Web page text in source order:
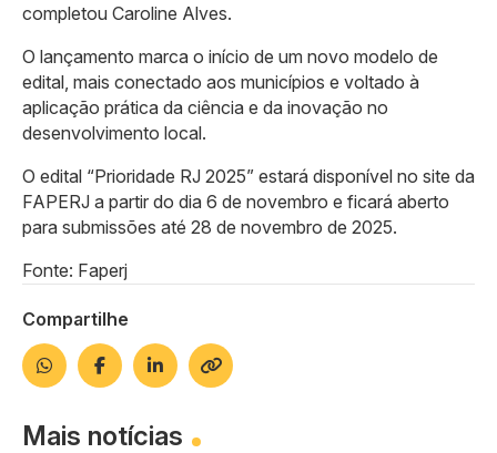
completou Caroline Alves.
O lançamento marca o início de um novo modelo de
edital, mais conectado aos municípios e voltado à
aplicação prática da ciência e da inovação no
desenvolvimento local.
O edital “Prioridade RJ 2025” estará disponível no site da
FAPERJ a partir do dia 6 de novembro e ficará aberto
para submissões até 28 de novembro de 2025.
Fonte: Faperj
Compartilhe
Mais notícias